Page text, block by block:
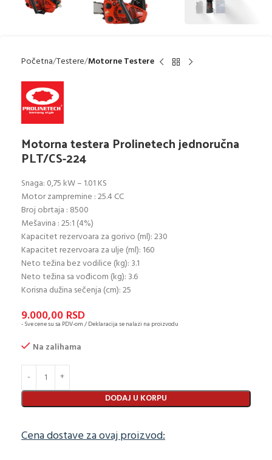
Početna Testere Motorne Testere
Motorna testera Prolinetech jednoručna
PLT/CS-224
Snaga: 0,75 kW – 1.01 KS
Motor zampremine : 25.4 CC
Broj obrtaja : 8500
Mešavina : 25:1 (4%)
Kapacitet rezervoara za gorivo (ml): 230
Kapacitet rezervoara za ulje (ml): 160
Neto težina bez vodilice (kg): 3.1
Neto težina sa vođicom (kg): 3.6
Korisna dužina sečenja (cm): 25
9.000,00 RSD
- Sve cene su sa PDV-om / Deklaracija se nalazi na proizvodu
Na zalihama
DODAJ U KORPU
Cena dostave za ovaj proizvod: